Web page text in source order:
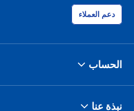
دعم العملاء
الحساب
نبذة عنا